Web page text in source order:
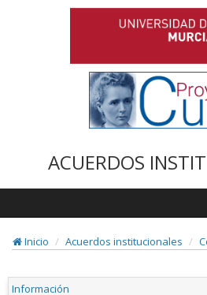
ACUERDOS
Inicio
Acuerdos institucionales
Información